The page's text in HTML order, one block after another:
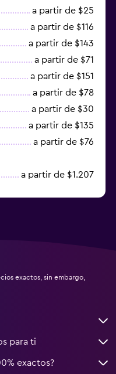
a partir de $25
a partir de $116
a partir de $143
a partir de $71
a partir de $151
a partir de $78
a partir de $30
a partir de $135
a partir de $76
a partir de $1.207
exactos, sin embargo,
para ti
exactos?